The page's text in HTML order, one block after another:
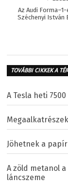
Az Audi
Széchenyi István
TOVÁBBI CIKKEK A
A Tesla heti
Jöhetnek a
A zöld metanol
láncszeme